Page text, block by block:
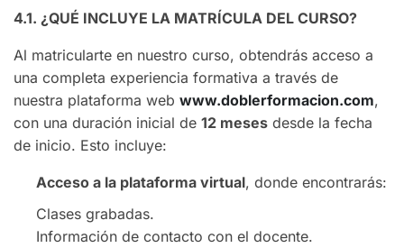
4.1. ¿QUÉ INCLUYE LA MATRÍCULA DEL CURSO?
Al matricularte en nuestro curso, obtendrás acceso a
una completa experiencia formativa a través de
nuestra plataforma web www.doblerformacion.com,
con una duración inicial de 12 meses desde la fecha
de inicio. Esto incluye:
Acceso a la plataforma virtual, donde encontrarás:
Clases grabadas.
Información de contacto con el docente.